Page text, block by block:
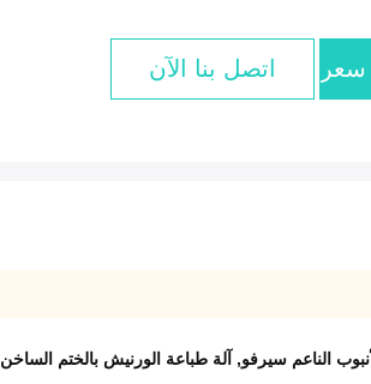
اتصل بنا الآن
الناعم سيرفو, آلة طباعة الورنيش بالختم الساخن